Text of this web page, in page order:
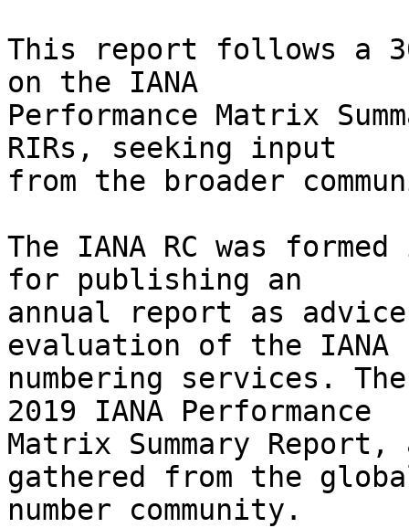
This report follows a
on the IANA
Performance Matrix
RIRs, seeking input
from the broader
The IANA RC was
for publishing an
annual report as
evaluation of the IANA
numbering services.
2019 IANA Performance
Matrix Summary
gathered from the
number community.